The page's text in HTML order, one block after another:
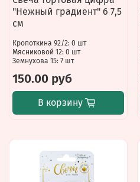
"Нежный градиент" 6 7,5
см
Кропоткина 92/2: 0 шт
Мясниковой 12: 0 шт
Земнухова 15: 7 шт
150.00 руб
В корзину